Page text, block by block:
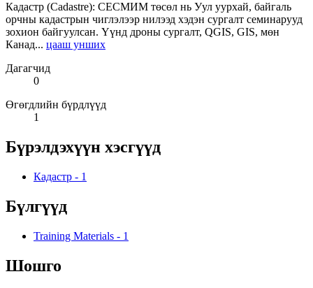
Кадастр (Cadastre): СЕСМИМ төсөл нь Уул уурхай, байгаль
орчны кадастрын чиглэлээр нилээд хэдэн сургалт семинарууд
зохион байгуулсан. Үүнд дроны сургалт, QGIS, GIS, мөн
Канад... цааш унших
Дагагчид
0
Өгөгдлийн бүрдлүүд
1
Бүрэлдэхүүн хэсгүүд
Кадастр - 1
Бүлгүүд
Training Materials - 1
Шошго